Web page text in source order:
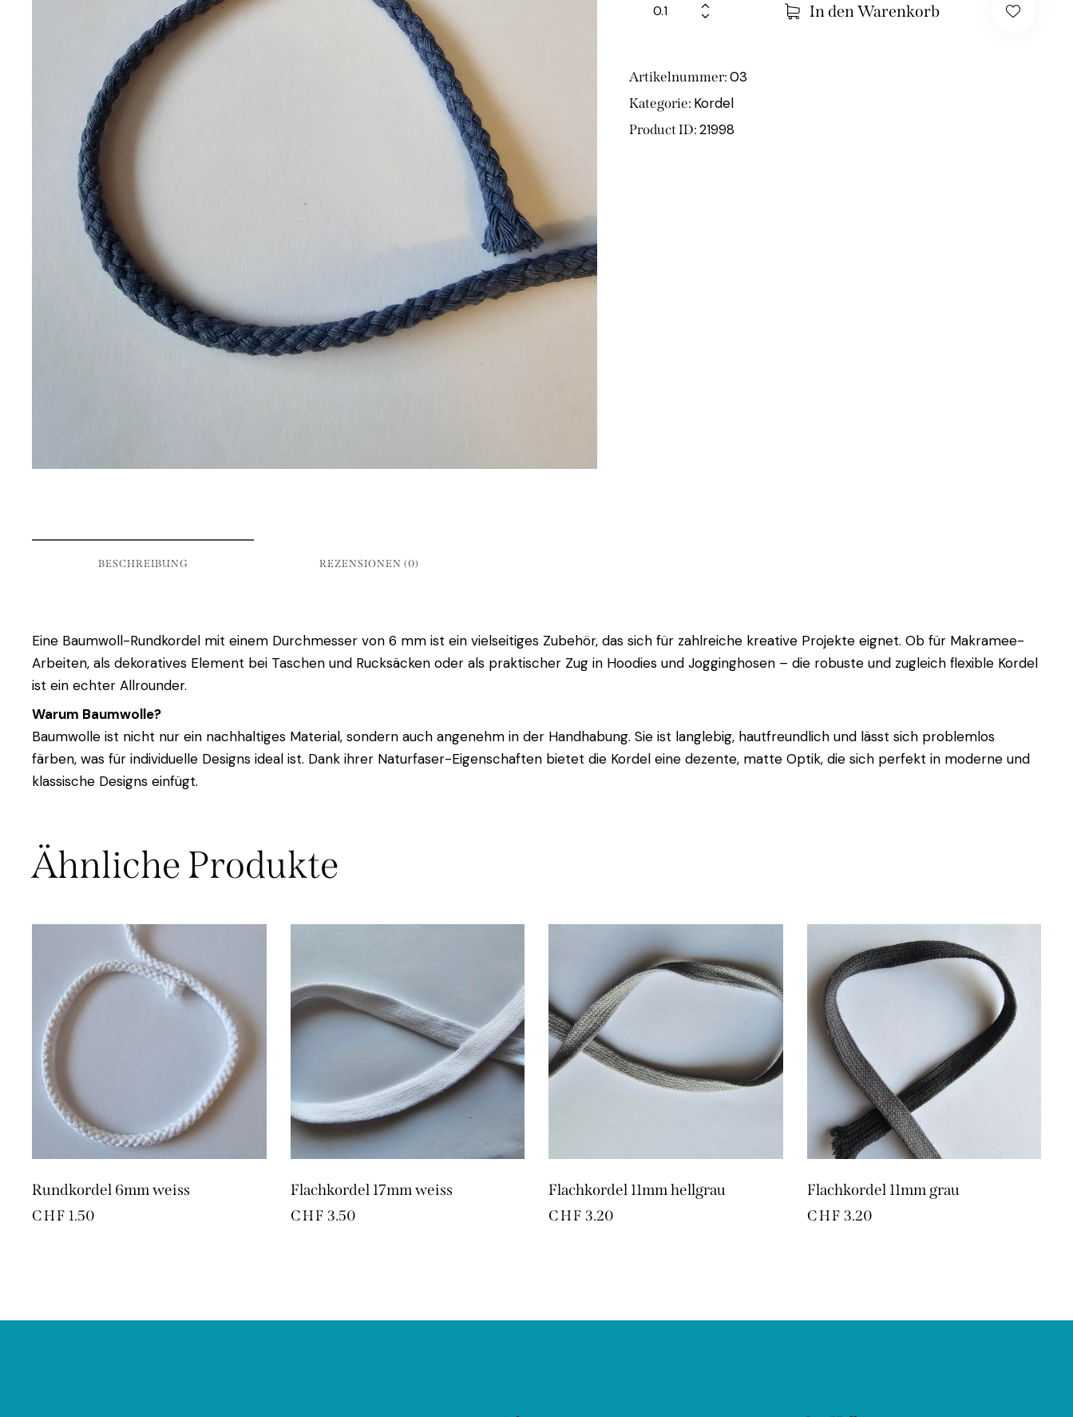
In den Warenkorb
Artikelnummer:03
Kategorie: Kordel
Product ID:21998
BESCHREIBUNG REZENSIONEN (0)
Eine Baumwoll-Rundkordel mit einem Durchmesser von 6 mm ist ein vielseitiges Zubehör, das sich für zahlreiche kreative Projekte eignet. Ob für Makramee-
Arbeiten, als dekoratives Element bei Taschen und Rucksäcken oder als praktischer Zug in Hoodies und Jogginghosen – die robuste und zugleich flexible Kordel
ist ein echter Allrounder.
Warum Baumwolle?
Baumwolle ist nicht nur ein nachhaltiges Material, sondern auch angenehm in der Handhabung. Sie ist langlebig, hautfreundlich und lässt sich problemlos
färben, was für individuelle Designs ideal ist. Dank ihrer Naturfaser-Eigenschaften bietet die Kordel eine dezente, matte Optik, die sich perfekt in moderne und
klassische Designs einfügt.
Ähnliche Produkte
Rundkordel 6mm weiss
CHF 1.50
Flachkordel 17mm weiss
CHF 3.50
Flachkordel 11mm hellgrau
CHF 3.20
Flachkordel 11mm grau
CHF 3.20